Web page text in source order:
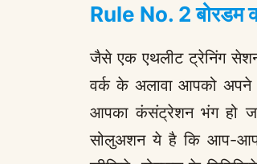
Rule No. 2 बोरडम
जैसे एक एथलीट ट्रेनिंग
वर्क के अलावा आपको अपने
आपका कंसंट्रेशन भंग हो
सोलुअशन ये है कि आप-आप